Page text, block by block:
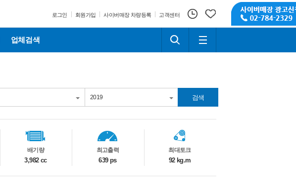
로그인 회원가입 사이버매장 차량등록 고객센터
업체검색
검색
배기량
3,982 cc
최고출력
639 ps
최대토크
92 kg.m